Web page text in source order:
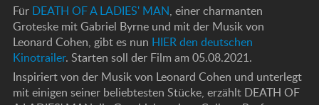
Für DEATH OF A LADIES' MAN, einer charmanten
Groteske mit Gabriel Byrne und mit der Musik von
Leonard Cohen, gibt es nun HIER den deutschen
Kinotrailer. Starten soll der Film am 05.08.2021.
Inspiriert von der Musik von Leonard Cohen und unterlegt
mit einigen seiner beliebtesten Stücke, erzählt DEATH OF